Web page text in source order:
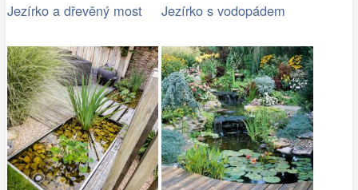
Jezírko a dřevěný most Jezírko s vodopádem